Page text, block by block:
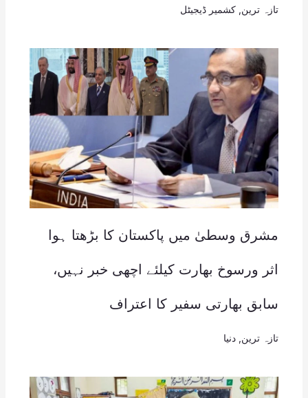
تازہ ترین کشمیر ڈیجیٹل
مشرق وسطیٰ میں پاکستان کا بڑھتا ہوا
اثر ورسوخ بھارت کیلئے اچھی خبر نہیں،
سابق بھارتی سفیر کا اعتراف
تازہ ترین دنیا